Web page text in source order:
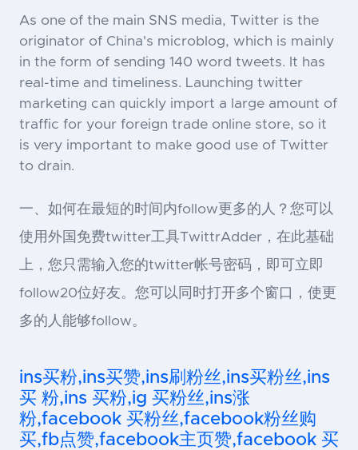
As one of the main SNS media, Twitter is the
originator of China's microblog, which is mainly
in the form of sending 140 word tweets. It has
real-time and timeliness. Launching twitter
marketing can quickly import a large amount of
traffic for your foreign trade online store, so it
is very important to make good use of Twitter
to drain.
一、如何在最短的时间内follow更多的人？您可以
使用外国免费twitter工具TwittrAdder，在此基础
上，您只需输入您的twitter帐号密码，即可立即
follow20位好友。您可以同时打开多个窗口，使更
多的人能够follow。
ins买粉,ins买赞,ins刷粉丝,ins买粉丝,ins
买 粉,ins 买粉,ig 买粉丝,ins涨
粉,facebook 买粉丝,facebook粉丝购
买,fb点赞,facebook主页赞,facebook 买